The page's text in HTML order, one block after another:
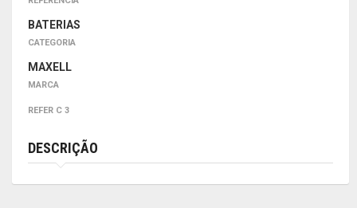
BATERIAS
CATEGORIA
MAXELL
MARCA
REFER C 3
DESCRIÇÃO